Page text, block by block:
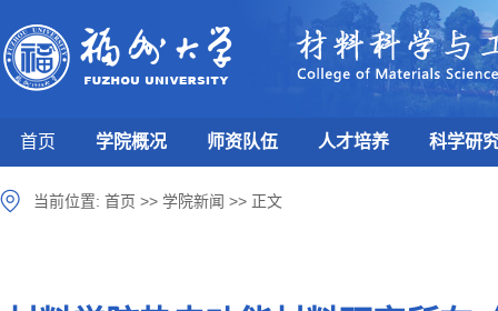
首页 学院概况 师资队伍 人才培养 科学研
当前位置: 首页 >> 学院新闻 >> 正文